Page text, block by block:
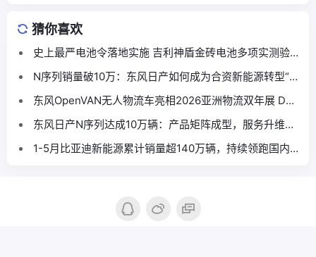
猜你喜欢
史上最严电池令落地实施 吉利神盾金砖电池多项实测验
N序列销量破10万：东风日产如何成为合资新能源转型“范
东风OpenVAN无人物流车亮相2026亚洲物流双年展 DF-
东风日产N序列达成10万辆：产品矩阵成型，服务升维构
1-5月比亚迪新能源累计销量超140万辆，持续领跑国内